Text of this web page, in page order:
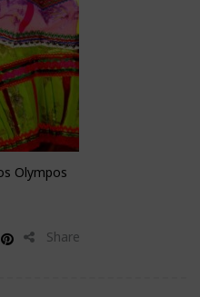
Olympos
Share